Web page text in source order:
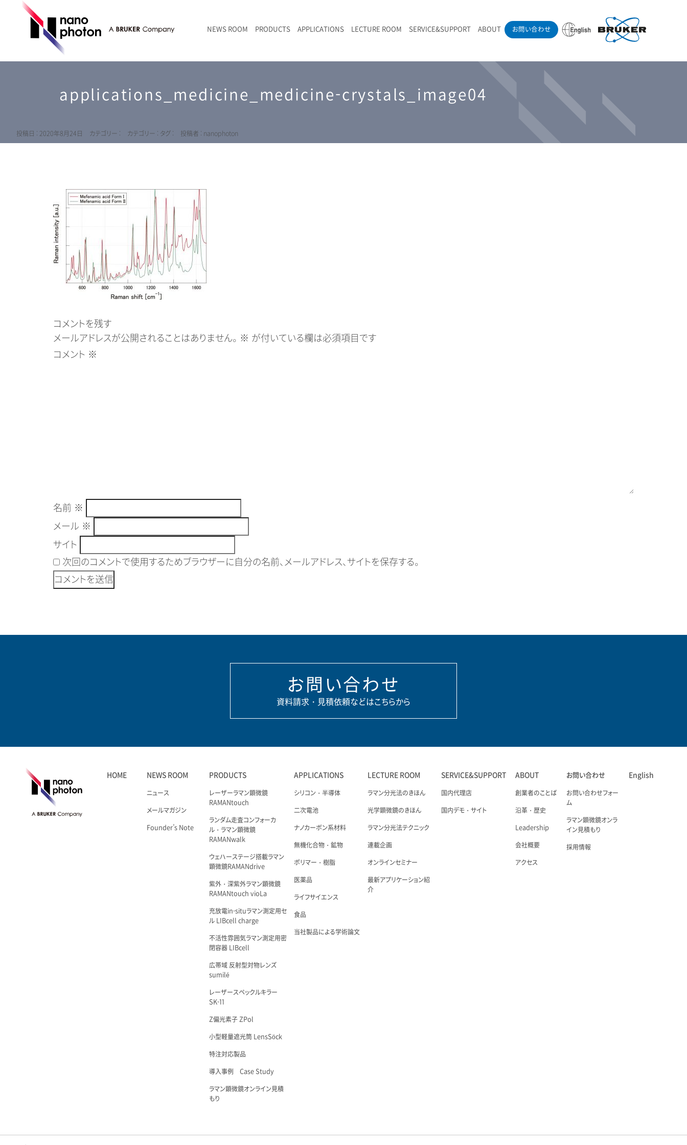
NEWS ROOM PRODUCTS
RAMANdrive | ウェハーステージ搭載ラマン顕微鏡
RAMANtouch vioLa | 紫外・深紫外ラマン顕微鏡
LIBcell charge | 充放電in-situラマン測定用セル
LIBcell | 不活性雰囲気ラマン測定用密閉容器
sumilé | 広帯域 反射型対物レンズ
SK-11 | レーザースペックルキラー
ZPol | Z偏光素子
RAMAN顕微鏡オンライン見積もり
APPLICATIONS
無機化合物・鉱物
ポリマー（高分子）・樹脂
医薬品
ライフサイエンス
食品 当社製品による学術論文
LECTURE ROOM
オンラインセミナー 最新アプリケーション紹介
SERVICE&SUPPORT ABOUT
アクセス
お問い合わせ
applications_medicine_medicine-crystals_image04
投稿日 : 2020年8月24日 カテゴリー : カテゴリー : タグ : 投稿者 : nanophoton
コメントを残す
メールアドレスが公開されることはありません。 ※ が付いている欄は必須項目です
コメント ※
名前 ※
メール ※
サイト
次回のコメントで使用するためブラウザーに自分の名前、メールアドレス、サイトを保存する。
お問い合わせ
資料請求・見積依頼などはこちらから
HOME NEWS ROOM
ニュース
メールマガジン
Founder’s Note
PRODUCTS
レーザーラマン顕微鏡
RAMANtouch
ランダム走査コンフォーカ
ル・ラマン顕微鏡
RAMANwalk
ウェハーステージ搭載ラマン
顕微鏡RAMANdrive
紫外・深紫外ラマン顕微鏡
RAMANtouch vioLa
充放電in-situラマン測定用セ
ル LIBcell charge
不活性雰囲気ラマン測定用密
閉容器 LIBcell
広帯域 反射型対物レンズ
sumilé
レーザースペックルキラー
SK-11
Z偏光素子 ZPol
小型軽量遮光筒 LensSöck
特注対応製品
導入事例 Case Study
ラマン顕微鏡オンライン見積
もり
APPLICATIONS
シリコン・半導体
二次電池
ナノカーボン系材料
無機化合物・鉱物
ポリマー・樹脂
医薬品
ライフサイエンス
食品
当社製品による学術論文
LECTURE ROOM
ラマン分光法のきほん
光学顕微鏡のきほん
ラマン分光法テクニック
連載企画
オンラインセミナー
最新アプリケーション紹
介
SERVICE&SUPPORT
国内代理店
国内デモ・サイト
ABOUT
創業者のことば
沿革・歴史
Leadership
会社概要
アクセス
お問い合わせ
お問い合わせフォー
ム
ラマン顕微鏡オンラ
イン見積もり
採用情報
English